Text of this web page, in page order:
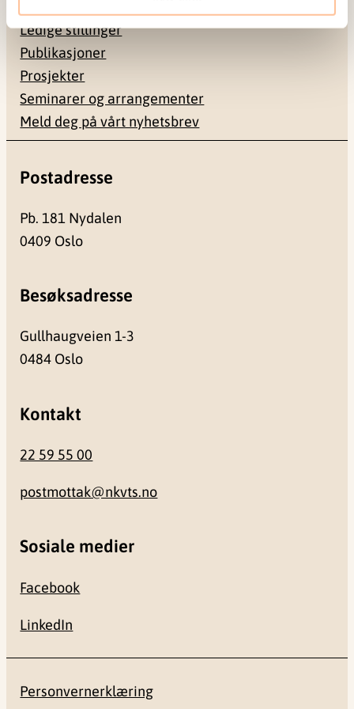
Ledige stillinger
Publikasjoner
Prosjekter
Seminarer og arrangementer
Meld deg på vårt nyhetsbrev
Postadresse
Pb. 181 Nydalen
0409 Oslo
Besøksadresse
Gullhaugveien 1-3
0484 Oslo
Kontakt
22 59 55 00
postmottak@nkvts.no
Sosiale medier
Facebook
LinkedIn
Personvernerklæring